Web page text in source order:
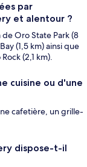
par
et alentour ?
Oro State Park (8
(1,5 km) ainsi que
(2,1 km).
cuisine ou d'une
cafetière, un grille-
dispose-t-il